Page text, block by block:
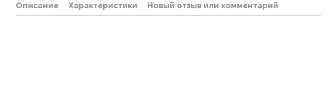
Описание Характеристики Новый отзыв или комментарий